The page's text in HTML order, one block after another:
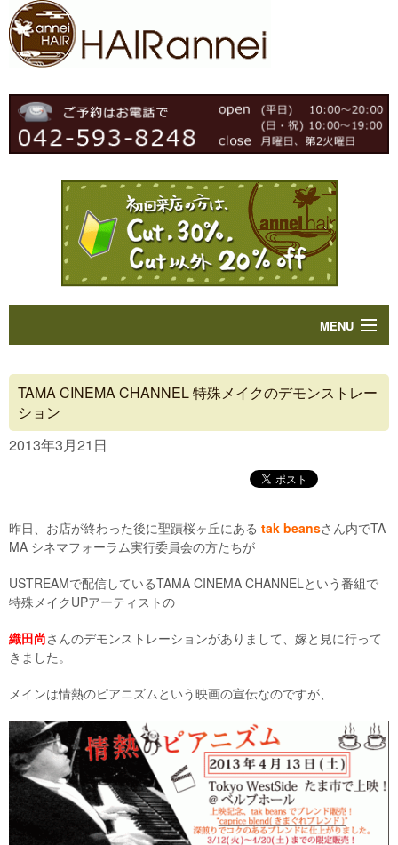
MENU
Concept
Menu
Contact
TAMA CINEMA CHANNEL 特殊メイクのデモンストレー
ション
2013年3月21日
昨日、お店が終わった後に聖蹟桜ヶ丘にある tak beansさん内でTA
MA シネマフォーラム実行委員会の方たちが
USTREAMで配信しているTAMA CINEMA CHANNELという番組で
特殊メイクUPアーティストの
織田尚さんのデモンストレーションがありまして、嫁と見に行って
きました。
メインは情熱のピアニズムという映画の宣伝なのですが、